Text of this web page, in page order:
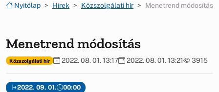
Nyitólap Hírek Közszolgálati hír Menetrend módosítás
Menetrend módosítás
Közszolgálati hír 2022. 08. 01. 13:17 2022. 08. 01. 13:21 3915
2022. 09. 01. 00:00